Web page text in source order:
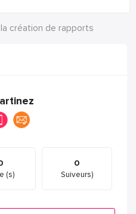
création de rapports
(s)
0
Suiveurs)